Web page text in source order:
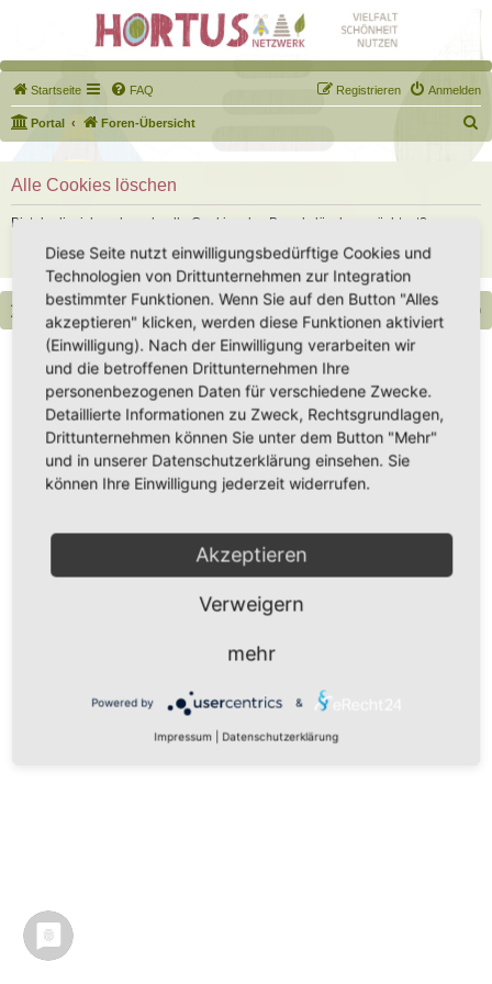
Startseite FAQ Anmelden
Registrieren
Portal Foren-Übersicht
u
Alle Cookies löschen
Bist du dir sicher, dass du alle Cookies des Boards löschen möchtest?
UTC+02:00
Copyright - Hortus-Netzwerk.de unterstützt durch phpBB
Impressum |Datenschutz|Datenschutz Social Media Nutzungsbedingungen
Diese Seite nutzt einwilligungsbedürftige Cookies und
Technologien von Drittunternehmen zur Integration
bestimmter Funktionen. Wenn Sie auf den Button "Alles
akzeptieren" klicken, werden diese Funktionen aktiviert
(Einwilligung). Nach der Einwilligung verarbeiten wir
und die betroffenen Drittunternehmen Ihre
personenbezogenen Daten für verschiedene Zwecke.
Detaillierte Informationen zu Zweck, Rechtsgrundlagen,
Drittunternehmen können Sie unter dem Button "Mehr"
und in unserer Datenschutzerklärung einsehen. Sie
können Ihre Einwilligung jederzeit widerrufen.
Akzeptieren
Verweigern
mehr
Powered by &
Impressum Datenschutzerklärung